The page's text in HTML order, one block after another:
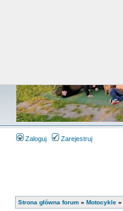
Zaloguj Zarejestruj
Strona główna forum » Motocykle »